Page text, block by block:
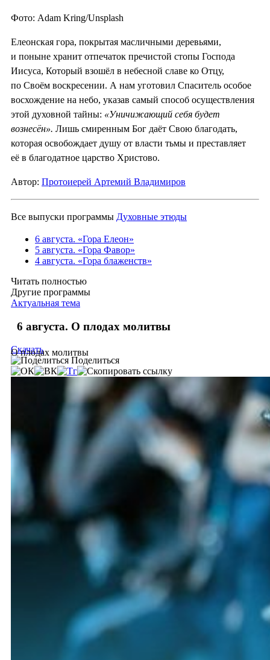
Фото: Adam Kring/Unsplash
Елеонская гора, покрытая масличными деревьями,
и поныне хранит отпечаток пречистой стопы Господа
Иисуса, Который взошёл в небесной славе ко Отцу,
по Своём воскресении. А нам уготовил Спаситель особое
восхождение на небо, указав самый способ осуществления
этой духовной тайны: «Уничижающий себя будет
вознесён». Лишь смиренным Бог даёт Свою благодать,
которая освобождает душу от власти тьмы и преставляет
её в благодатное царство Христово.
Автор: Протоиерей Артемий Владимиров
Все выпуски программы Духовные этюды
6 августа. «Гора Елеон»
5 августа. «Гора Фавор»
4 августа. «Гора блаженств»
Читать полностью
Другие программы
Актуальная тема
6 августа. О плодах молитвы
О плодах молитвы
Скачать
Поделиться